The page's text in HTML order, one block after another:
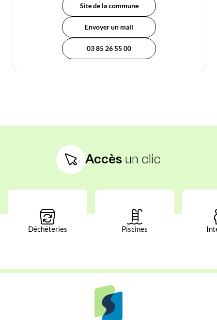
Site de la commune
Envoyer un mail
03 85 26 55 00
Accès un clic
Déchèteries Piscines